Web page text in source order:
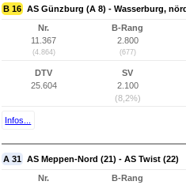
B 16 AS Günzburg (A 8) - Wasserburg,
Nr.
11.367
(4.864)
B-Rang
2.800
(677)
DTV
25.604
SV
2.100
(8,2%)
Infos...
A 31 AS Meppen-Nord (21) - AS Twist (22)
Nr.
B-Rang